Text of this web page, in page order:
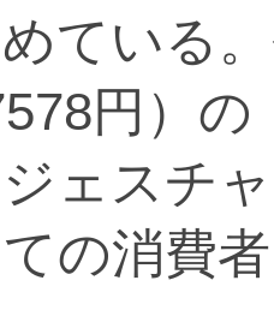
ている
円）
ェスチ
の消費